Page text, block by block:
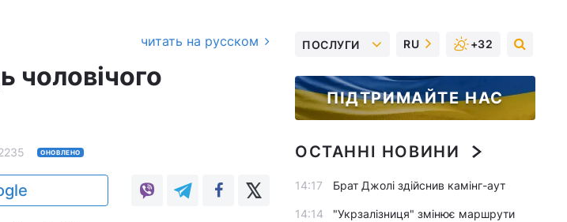
читать на русском
чоловічого
ОНОВЛЕНО
ПОСЛУГИ RU +32
ПІДТРИМАЙТЕ НАС
ОСТАННІ НОВИНИ
14:17 Брат Джолі здійснив камінг-аут
14:14
"Укрзалізниця" змінює маршрути